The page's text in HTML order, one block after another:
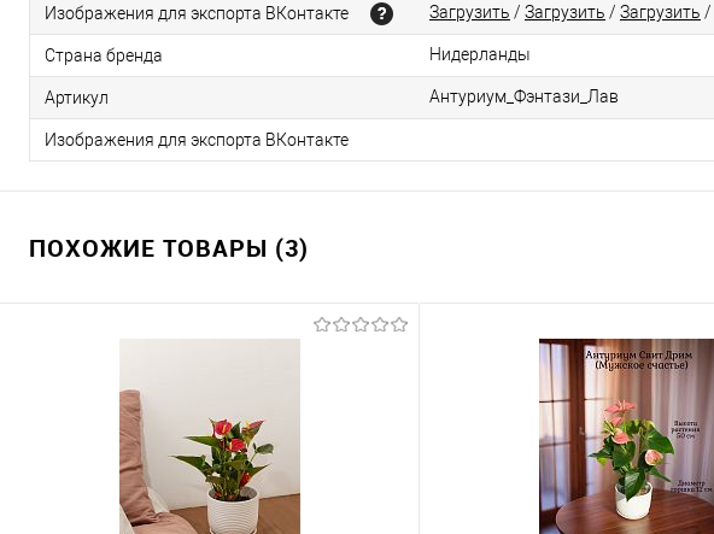
Изображения для экспорта ВКонтакте Загрузить / Загрузить / Загрузить /
Страна бренда Нидерланды
Артикул Антуриум_Фэнтази_Лав
Изображения для экспорта ВКонтакте
ПОХОЖИЕ ТОВАРЫ (3)